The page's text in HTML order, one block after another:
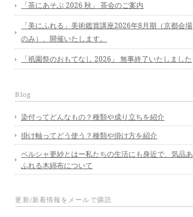
「茶にあそぶ 2026 秋」 茶会のご案内
「美にふれる」美術鑑賞講座2026年8月期（京都会場
のみ）、開催いたします。
「祇園祭のおもてなし 2026」 無事終了いたしました
Blog
染付ってどんなもの？種類や成り立ちを紹介
掛け軸ってどう使う？種類や掛け方を紹介
ペルシャ更紗とはー私たちの生活にも身近で、気品あ
ふれる木綿布について
更新/新着情報をメールで購読